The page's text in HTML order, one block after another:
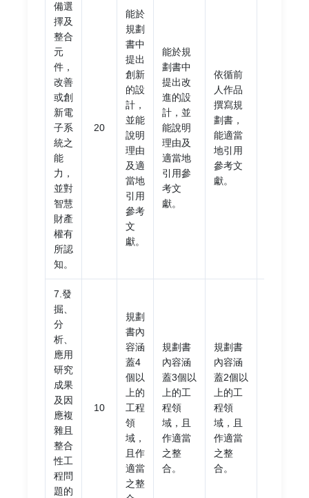
備選
擇及
整合
元
件，
改善
或創
新電
子系
統之
能
力，
並對
智慧
財產
權有
所認
知。
20
能於
規劃
書中
提出
創新
的設
計，
並能
說明
理由
及適
當地
引用
參考
文
獻。
能於規
劃書中
提出改
進的設
計，並
能說明
理由及
適當地
引用參
考文
獻。
依循前
人作品
撰寫規
劃書，
能適當
地引用
參考文
獻。
7.發
掘、
分
析、
應用
研究
成果
及因
應複
雜且
整合
性工
程問
題的
10
規劃
書內
容涵
蓋4
個以
上的
工程
領
域，
且作
適當
之整
規劃書
內容涵
蓋3個以
上的工
程領
域，且
作適當
之整
合。
規劃書
內容涵
蓋2個以
上的工
程領
域，且
作適當
之整
合。